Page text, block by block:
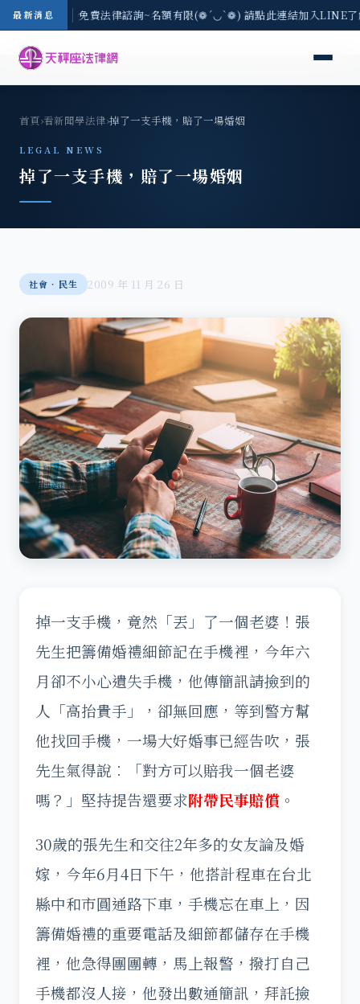
最新消息
-8/3(一) 現場免費法律諮詢~名額有限(❁´◡`❁) 請點此連結加入LINE
首頁›看新聞學法律›掉了一支手機，賠了一場婚姻
LEGAL NEWS
掉了一支手機，賠了一場婚姻
社會‧民生 2009 年 11 月 26 日
掉一支手機，竟然「丟」了一個老婆！張
先生把籌備婚禮細節記在手機裡，今年六
月卻不小心遺失手機，他傳簡訊請撿到的
人「高抬貴手」，卻無回應，等到警方幫
他找回手機，一場大好婚事已經告吹，張
先生氣得說︰「對方可以賠我一個老婆
嗎？」堅持提告還要求附帶民事賠償 。
30歲的張先生和交往2年多的女友論及婚
嫁，今年6月4日下午，他搭計程車在台北
縣中和市圓通路下車，手機忘在車上，因
籌備婚禮的重要電話及細節都儲存在手機
裡，他急得團團轉，馬上報警，撥打自己
手機都沒人接，他發出數通簡訊，拜託撿